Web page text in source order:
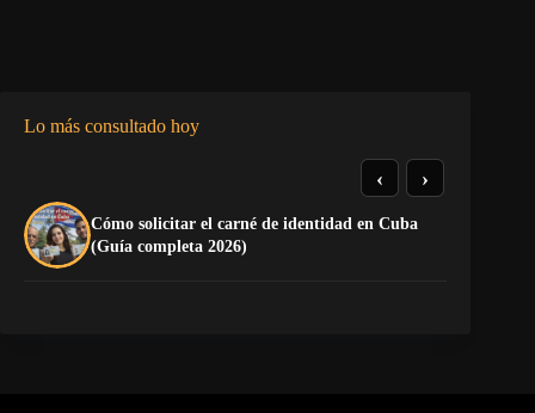
Lo más consultado hoy
Cómo solicitar el carné de identidad en Cuba
(Guía completa 2026)
‹ ›